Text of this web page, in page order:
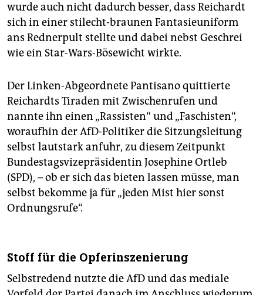
wurde auch nicht dadurch besser, dass Reichardt
sich in einer stilecht-braunen Fantasieuniform
ans Rednerpult stellte und dabei nebst Geschrei
wie ein Star-Wars-Bösewicht wirkte.
Der Linken-Abgeordnete Pantisano quittierte
Reichardts Tiraden mit Zwischenrufen und
nannte ihn einen „Rassisten“ und „Faschisten“,
woraufhin der AfD-Politiker die Sitzungsleitung
selbst lautstark anfuhr, zu diesem Zeitpunkt
Bundestagsvizepräsidentin Josephine Ortleb
(SPD), – ob er sich das bieten lassen müsse, man
selbst bekomme ja für „jeden Mist hier sonst
Ordnungsrufe“.
Stoff für die Opferinszenierung
Selbstredend nutzte die AfD und das mediale